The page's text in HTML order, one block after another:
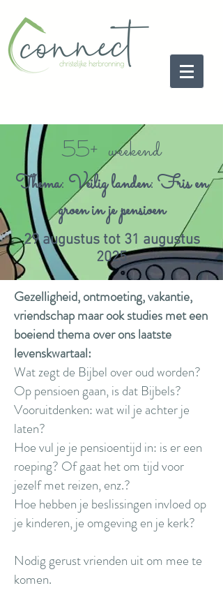
55+ weekend
Thema: Veilig landen: Fris en
groen in je pensioen
29 augustus tot 31 augustus
2025
Gezelligheid, ontmoeting, vakantie,
vriendschap maar ook studies met een
boeiend thema over ons laatste
levenskwartaal:
Wat zegt de Bijbel over oud worden?
Op pensioen gaan, is dat Bijbels?
Vooruitdenken: wat wil je achter je
laten?
Hoe vul je je pensioentijd in: is er een
roeping? Of gaat het om tijd voor
jezelf met reizen, enz.?
Hoe hebben je beslissingen invloed op
je kinderen, je omgeving en je kerk?
Nodig gerust vrienden uit om mee te
komen.